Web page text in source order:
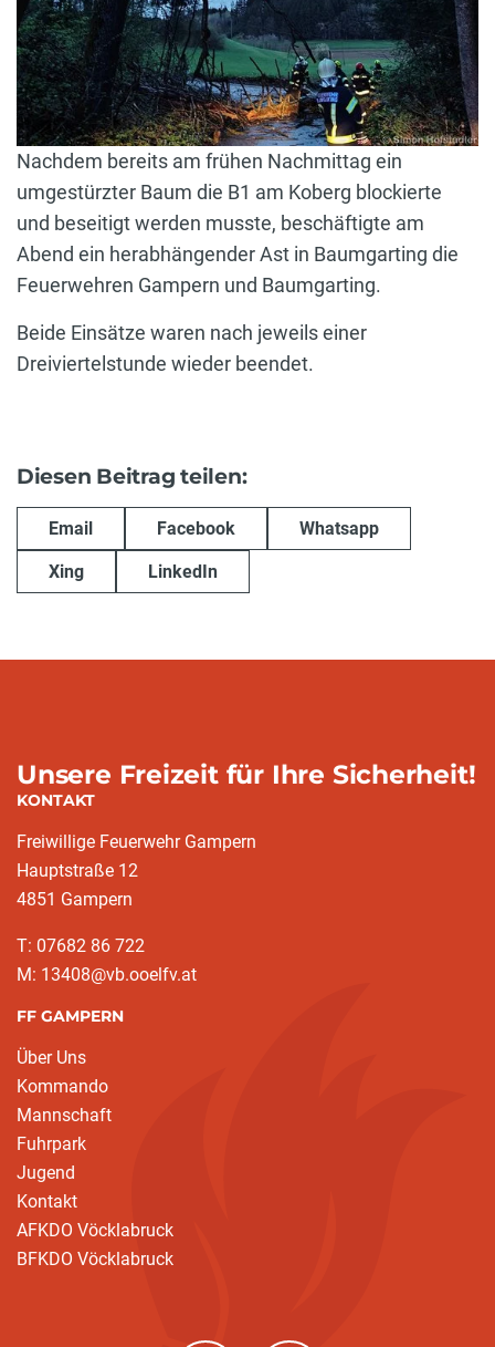
Nachdem bereits am frühen Nachmittag ein
umgestürzter Baum die B1 am Koberg blockierte
und beseitigt werden musste, beschäftigte am
Abend ein herabhängender Ast in Baumgarting die
Feuerwehren Gampern und Baumgarting.
Beide Einsätze waren nach jeweils einer
Dreiviertelstunde wieder beendet.
Diesen Beitrag teilen:
Email Facebook Whatsapp
Xing LinkedIn
Unsere Freizeit für Ihre Sicherheit!
KONTAKT
Freiwillige Feuerwehr Gampern
Hauptstraße 12
4851 Gampern
T: 07682 86 722
M: 13408@vb.ooelfv.at
FF GAMPERN
Über Uns
Kommando
Mannschaft
Fuhrpark
Jugend
Kontakt
AFKDO Vöcklabruck
BFKDO Vöcklabruck